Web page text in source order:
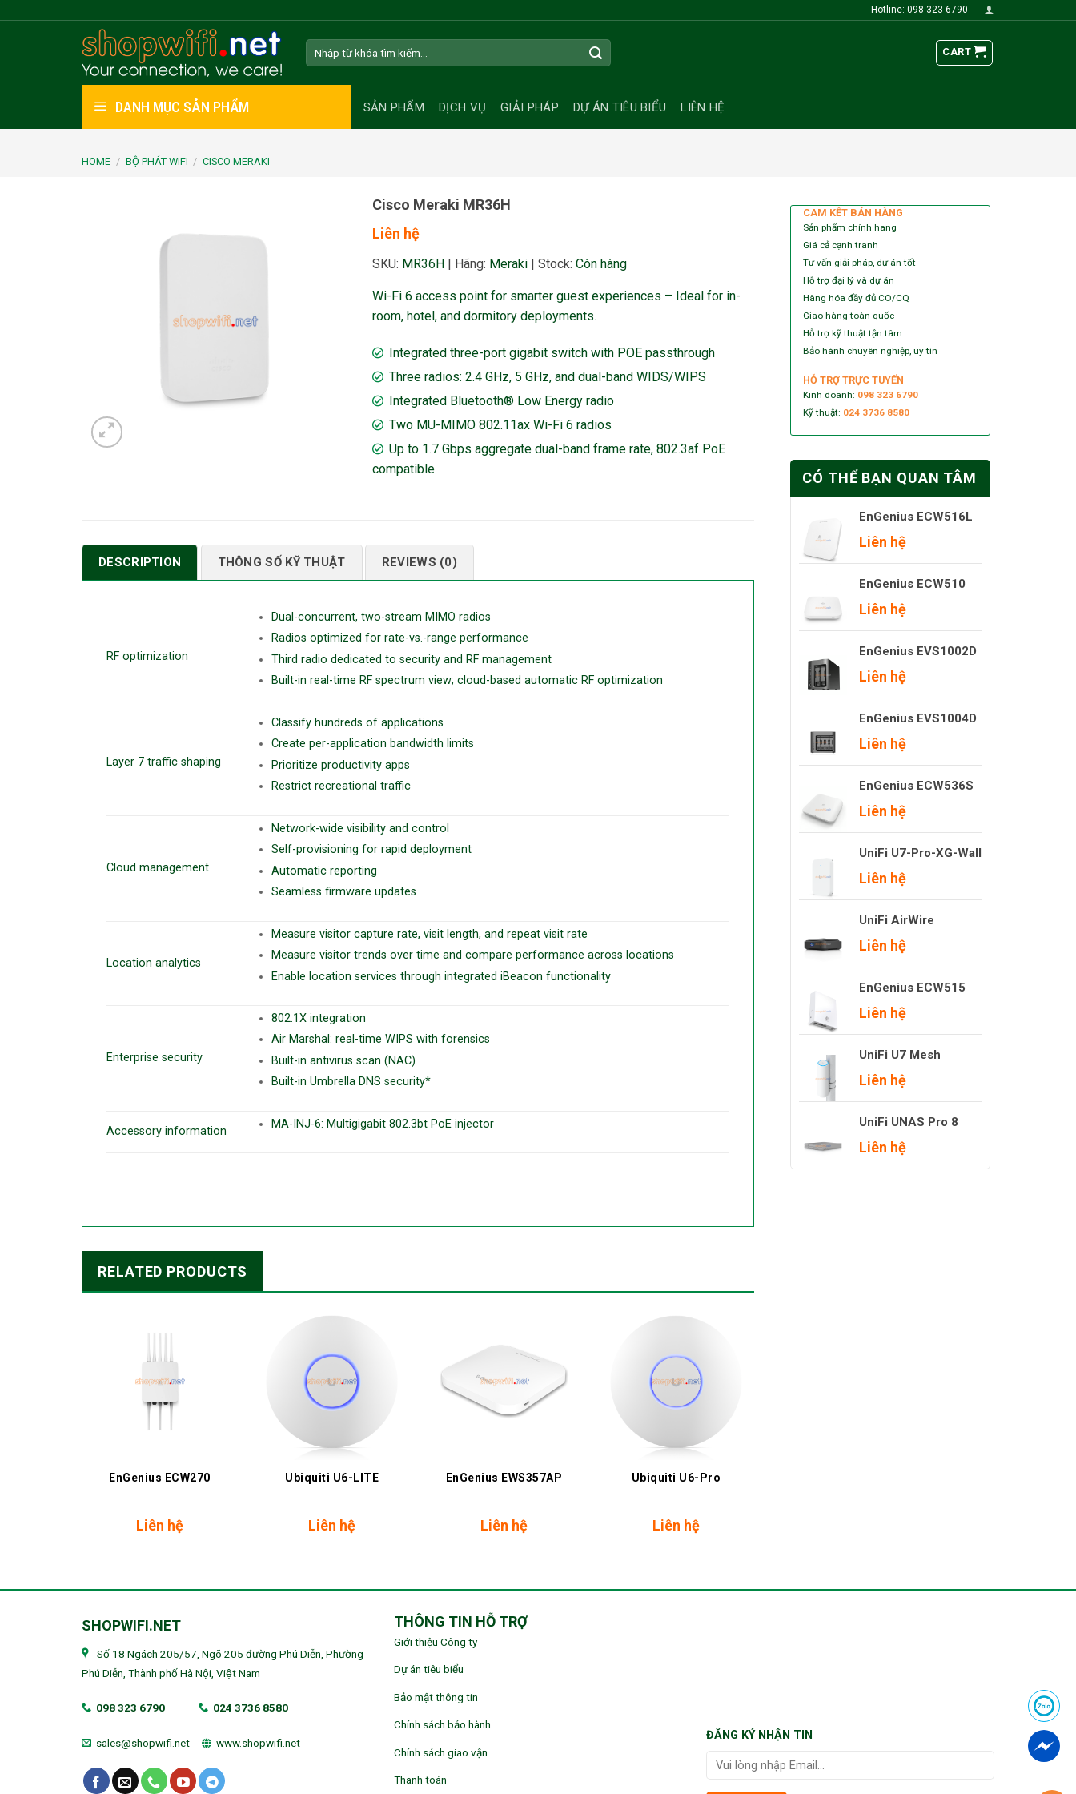
Hotline: 098 323 6790
CART
DANH MỤC SẢN PHẨM SẢN PHẨM DỊCH VỤ GIẢI PHÁP DỰ ÁN TIÊU BIỂU LIÊN HỆ
HOME / BỘ PHÁT WIFI / CISCO MERAKI
CAM KẾT BÁN HÀNG
Sản phẩm chính hang
Giá cả cạnh tranh
Tư vấn giải pháp, dự án tốt
Hỗ trợ đại lý và dự án
Hàng hóa đầy đủ CO/CQ
Giao hàng toàn quốc
Hỗ trợ kỹ thuật tận tâm
Bảo hành chuyên nghiệp, uy tín
HỖ TRỢ TRỰC TUYẾN
Kinh doanh: 098 323 6790
Kỹ thuật: 024 3736 8580
CÓ THỂ BẠN QUAN TÂM
EnGenius ECW516L
Liên hệ
EnGenius ECW510
Liên hệ
EnGenius EVS1002D
Liên hệ
EnGenius EVS1004D
Liên hệ
EnGenius ECW536S
Liên hệ
UniFi U7-Pro-XG-Wall
Liên hệ
UniFi AirWire
Liên hệ
EnGenius ECW515
Liên hệ
UniFi U7 Mesh
Liên hệ
UniFi UNAS Pro 8
Liên hệ
Cisco Meraki MR36H
Liên hệ
SKU: MR36H| Hãng: Meraki| Stock: Còn hàng
Wi-Fi 6 access point for smarter guest experiences – Ideal for in-
room, hotel, and dormitory deployments.
Integrated three-port gigabit switch with POE passthrough
Three radios: 2.4 GHz, 5 GHz, and dual-band WIDS/WIPS
Integrated Bluetooth® Low Energy radio
Two MU-MIMO 802.11ax Wi-Fi 6 radios
Up to 1.7 Gbps aggregate dual-band frame rate, 802.3af PoE
compatible
DESCRIPTION THÔNG SỐ KỸ THUẬT REVIEWS (0)
RF optimization
Dual-concurrent, two-stream MIMO radios
Radios optimized for rate-vs.-range performance
Third radio dedicated to security and RF management
Built-in real-time RF spectrum view; cloud-based automatic RF optimization
Layer 7 traffic shaping
Classify hundreds of applications
Create per-application bandwidth limits
Prioritize productivity apps
Restrict recreational traffic
Cloud management
Network-wide visibility and control
Self-provisioning for rapid deployment
Automatic reporting
Seamless firmware updates
Location analytics
Measure visitor capture rate, visit length, and repeat visit rate
Measure visitor trends over time and compare performance across locations
Enable location services through integrated iBeacon functionality
Enterprise security
802.1X integration
Air Marshal: real-time WIPS with forensics
Built-in antivirus scan (NAC)
Built-in Umbrella DNS security*
Accessory information
MA-INJ-6: Multigigabit 802.3bt PoE injector
RELATED PRODUCTS
EnGenius ECW270
Liên hệ
Ubiquiti U6-LITE
Liên hệ
EnGenius EWS357AP
Liên hệ
Ubiquiti U6-Pro
Liên hệ
SHOPWIFI.NET
Số 18 Ngách 205/57, Ngõ 205 đường Phú Diễn, Phường
Phú Diễn, Thành phố Hà Nội, Việt Nam
098 323 6790 024 3736 8580
sales@shopwifi.net www.shopwifi.net
THÔNG TIN HỖ TRỢ
Giới thiệu Công ty
Dự án tiêu biểu
Bảo mật thông tin
Chính sách bảo hành
Chính sách giao vận
Thanh toán
ĐĂNG KÝ NHẬN TIN